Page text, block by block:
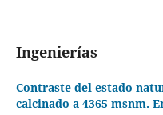
Ingenierías
Contraste del estado
calcinado a 4365 msnm.